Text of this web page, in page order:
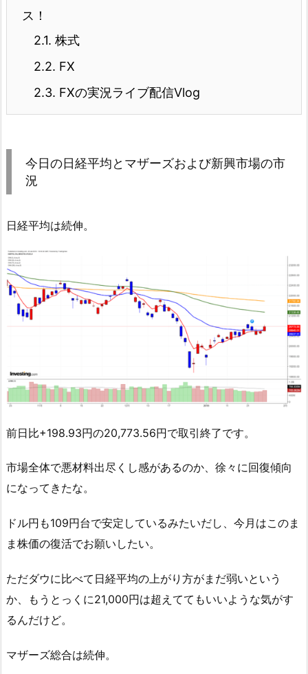
ス！
2.1. 株式
2.2. FX
2.3. FXの実況ライブ配信Vlog
今日の日経平均とマザーズおよび新興市場の市
況
日経平均は続伸。
前日比+198.93円の20,773.56円で取引終了です。
市場全体で悪材料出尽くし感があるのか、徐々に回復傾向
になってきたな。
ドル円も109円台で安定しているみたいだし、今月はこのま
ま株価の復活でお願いしたい。
ただダウに比べて日経平均の上がり方がまだ弱いという
か、もうとっくに21,000円は超えててもいいような気がす
るんだけど。
マザーズ総合は続伸。